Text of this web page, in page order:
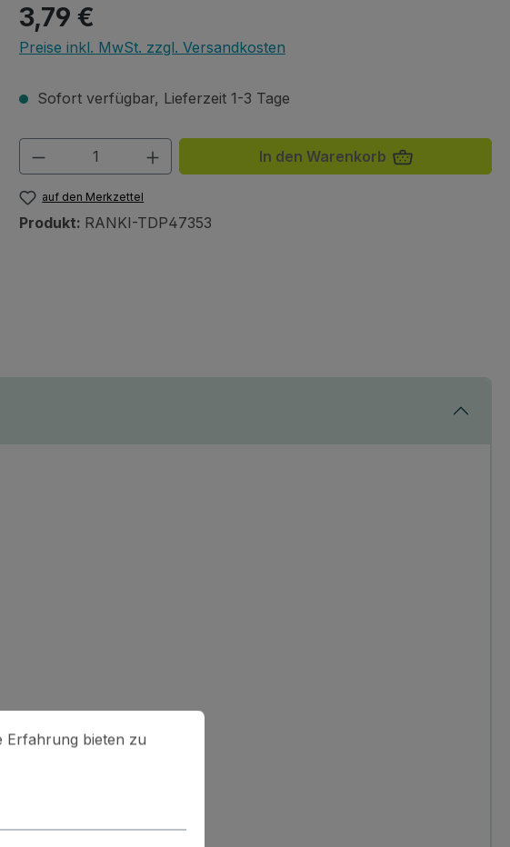
Regulärer Preis:
3,79 €
Preise inkl. MwSt. zzgl. Versandkosten
Sofort verfügbar, Lieferzeit 1-3 Tage
Produkt Anzahl: Gib den gewünschten Wert
In den Warenkorb
auf den Merkzettel
Produkt: RANKI-TDP47353
bieten zu können.
Mehr Informationen ...
Erfahrung bieten zu